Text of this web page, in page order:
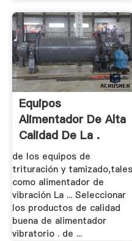
Equipos
Alimentador De Alta
Calidad De La .
de los equipos de
trituración y tamizado,tales
como alimentador de
vibración La ... Seleccionar
los productos de calidad
buena de alimentador
vibratorio . de ...